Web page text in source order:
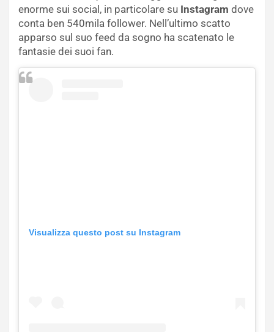
enorme sui social, in particolare su Instagram dove
conta ben 540mila follower. Nell’ultimo scatto
apparso sul suo feed da sogno ha scatenato le
fantasie dei suoi fan.
Visualizza questo post su Instagram